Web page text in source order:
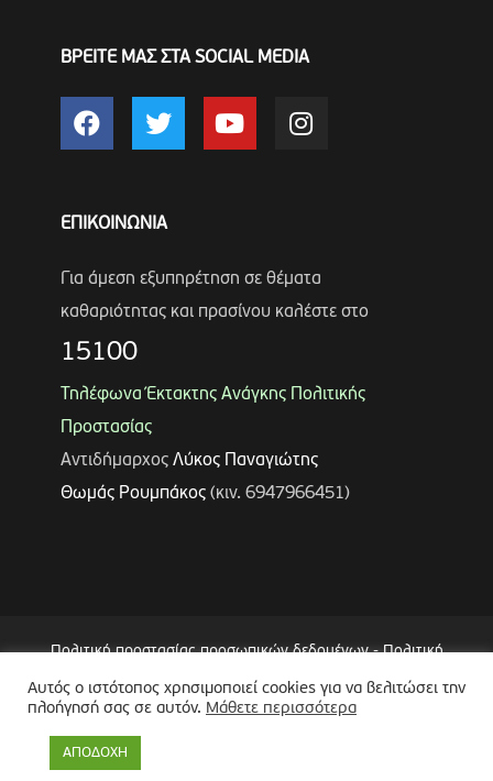
ΒΡΕΙΤΕ ΜΑΣ ΣΤΑ SOCIAL MEDIA
ΕΠΙΚΟΙΝΩΝΙΑ
Για άμεση εξυπηρέτηση σε θέματα
καθαριότητας και πρασίνου καλέστε στο
15100
Τηλέφωνα Έκτακτης Ανάγκης Πολιτικής
Προστασίας
Αντιδήμαρχος Λύκος Παναγιώτης
Θωμάς Ρουμπάκος(κιν. 6947966451)
Πολιτική προστασίας προσωπικών δεδομένων-Πολιτική
Επεξεργασίας Δεδομένων μέσω Συστήματος Βιντεοεπιτήρησης
(CCTV)-Δήλωση Προσβασιμότητας
Copyright © 2024 Δήμος Περιστερίου
Αυτός ο ιστότοπος χρησιμοποιεί cookies για να βελιτώσει την
πλοήγησή σας σε αυτόν. Μάθετε περισσότερα
ΑΠΟΔΟΧΗ